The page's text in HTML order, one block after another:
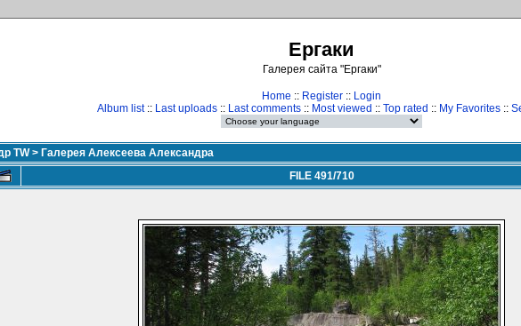
Ергаки
Галерея сайта "Ергаки"
Home :: Register :: Login
Album list:: Last uploads :: Last comments :: Most viewed :: Top rated :: My Favorites ::
TW> Галерея Алексеева Александра
FILE 491/710